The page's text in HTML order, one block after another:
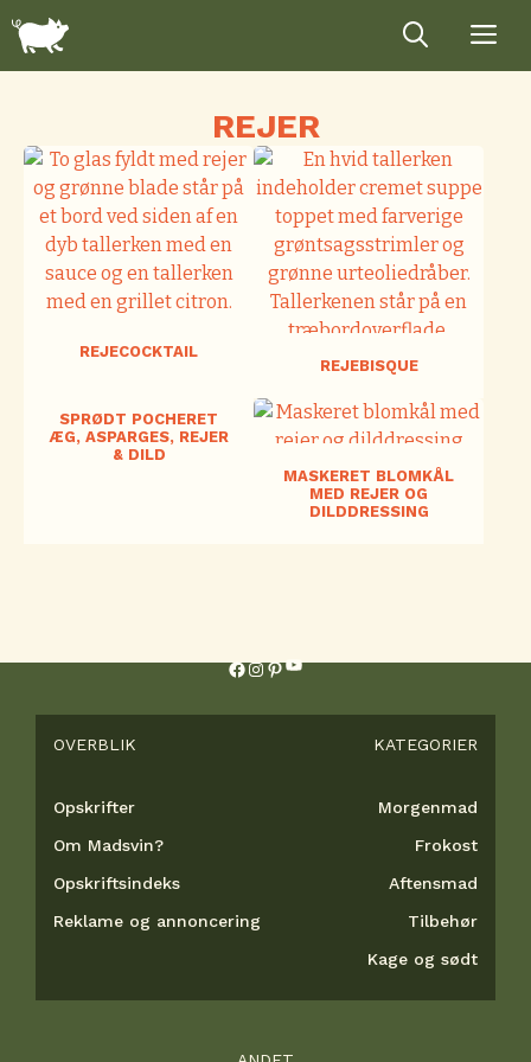
indhold
REJER
REJECOCKTAIL
REJEBISQUE
SPRØDT POCHERET
ÆG, ASPARGES, REJER
& DILD
MASKERET BLOMKÅL
MED REJER OG
DILDDRESSING
Facebook
Instagram
Pinterest
YouTube
OVERBLIK
Opskrifter
Om Madsvin?
Opskriftsindeks
Reklame og annoncering
KATEGORIER
Morgenmad
Frokost
Aftensmad
Tilbehør
Kage og sødt